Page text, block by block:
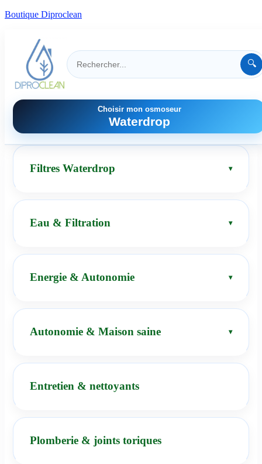
Boutique Diproclean
🔍
Choisir mon osmoseur
Waterdrop
Filtres Waterdrop
Eau & Filtration
Energie & Autonomie
Autonomie & Maison saine
Entretien & nettoyants
Plomberie & joints toriques